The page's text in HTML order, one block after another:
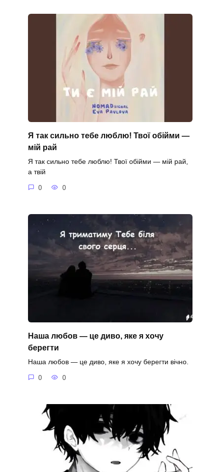
Я так сильно тебе люблю! Твої обійми —
мій рай
Я так сильно тебе люблю! Твої обійми — мій рай,
а твій
0 0
Наша любов — це диво, яке я хочу
берегти
Наша любов — це диво, яке я хочу берегти вічно.
0 0